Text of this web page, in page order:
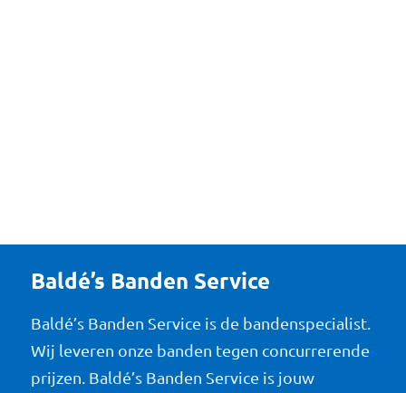
Baldé’s Banden Service
Baldé’s Banden Service is de bandenspecialist.
Wij leveren onze banden tegen concurrerende
prijzen. Baldé’s Banden Service is jouw